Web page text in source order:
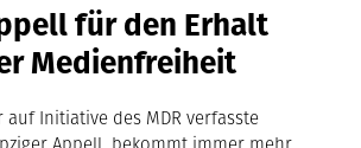
für den Erhalt
Medienfreiheit
auf Initiative des MDR verfasste